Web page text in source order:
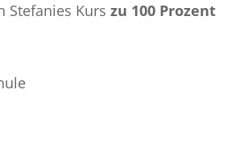
Stefanies Kurs zu 100 Prozent